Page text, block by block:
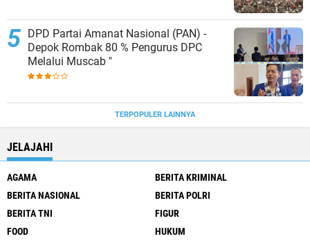
DPD Partai Amanat Nasional (PAN) -
Depok Rombak 80 % Pengurus DPC
Melalui Muscab "
TERPOPULER LAINNYA
JELAJAHI
AGAMA
BERITA KRIMINAL
BERITA NASIONAL
BERITA POLRI
BERITA TNI
FIGUR
FOOD
HUKUM